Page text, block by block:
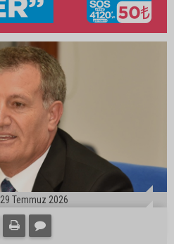
29 Temmuz 2026